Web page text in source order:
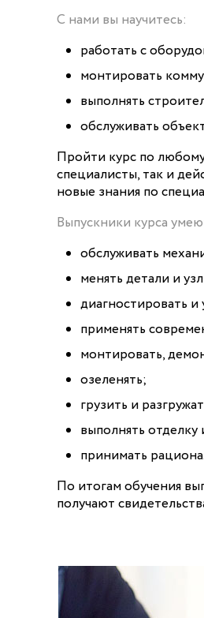
С нами вы научитесь:
работать с
монтировать
выполнять
обслуживать
Пройти курс по
специалисты, так и
новые знания по
Выпускники курса
обслуживать
менять детали и
диагностировать и
применять
монтировать,
озеленять;
грузить и
выполнять отделку
принимать
По итогам обучения
получают